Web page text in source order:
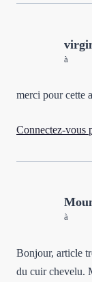
à
merci pour cette
Connectez-vous
à
Bonjour, article
du cuir chevelu.